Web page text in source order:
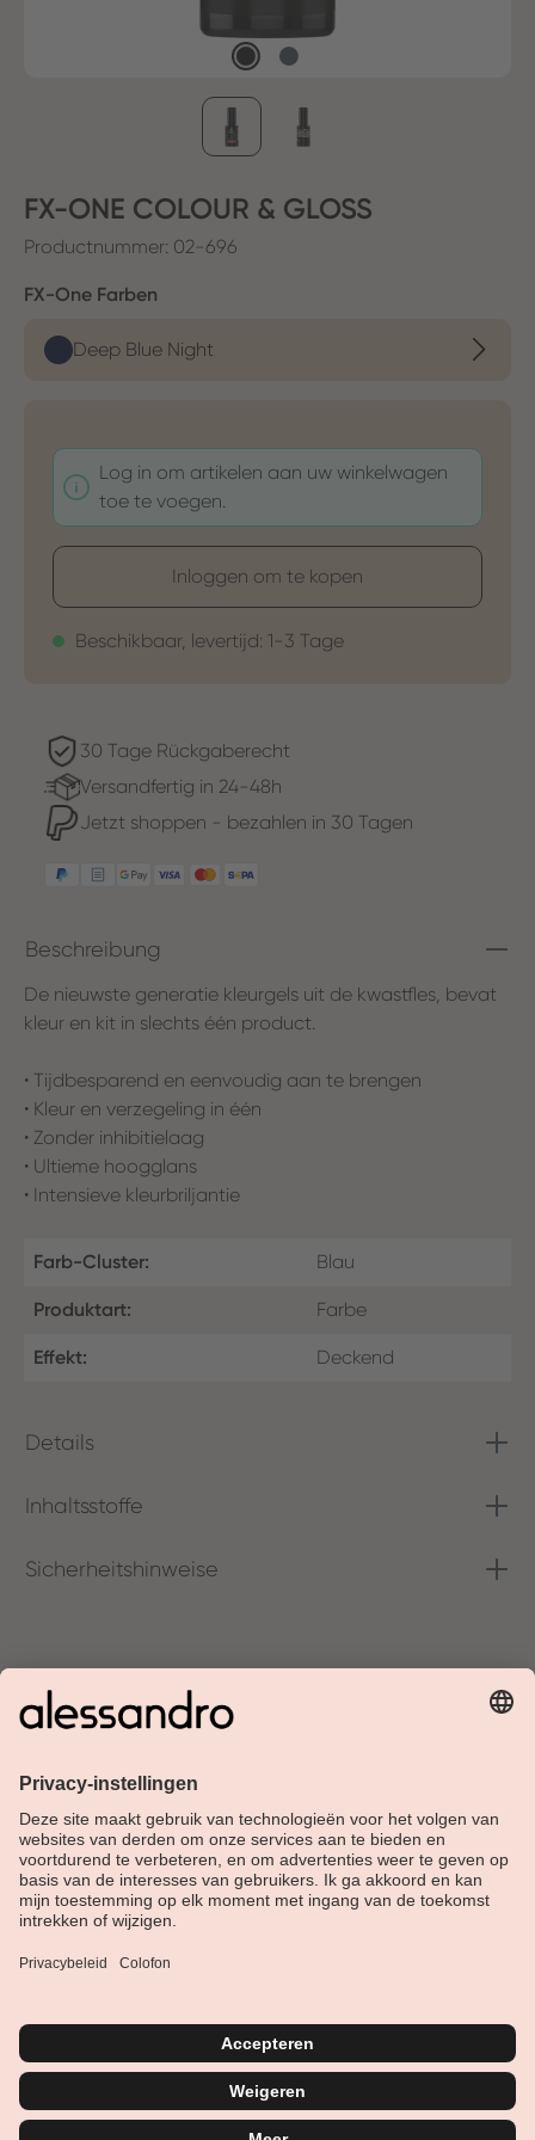
FX-ONE COLOUR & GLOSS
Productnummer: 02-696
Selecteer
FX-One Farben
Deep Blue Night
Log in om artikelen aan uw winkelwagen
toe te voegen.
Inloggen om te kopen
Beschikbaar, levertijd: 1-3 Tage
30 Tage Rückgaberecht
Versandfertig in 24-48h
Jetzt shoppen - bezahlen in 30 Tagen
Beschreibung
De nieuwste generatie kleurgels uit de kwastfles, bevat
kleur en kit in slechts één product.
• Tijdbesparend en eenvoudig aan te brengen
• Kleur en verzegeling in één
• Zonder inhibitielaag
• Ultieme hoogglans
• Intensieve kleurbriljantie
Farb-Cluster: Blau
Produktart: Farbe
Effekt: Deckend
Details
Inhaltsstoffe
Sicherheitshinweise
Over Alessandro
Shop
Nederlands